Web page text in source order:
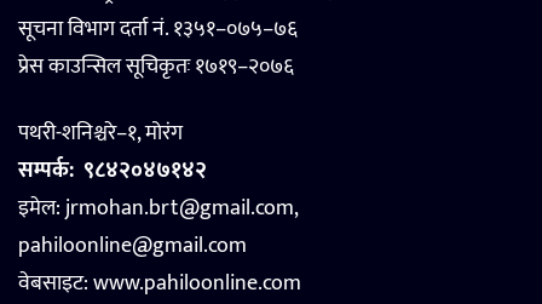
सूचना विभाग दर्ता नं. १३५१–०७५–७६
प्रेस काउन्सिल सूचिकृतः १७१९–२०७६
पथरी-शनिश्चरे–१, मोरंग
सम्पर्क: ९८४२०४७१४२
इमेल: jrmohan.brt@gmail.com,
pahiloonline@gmail.com
वेबसाइट:www.pahiloonline.com